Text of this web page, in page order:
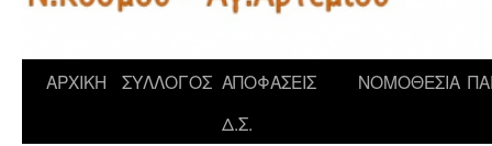
ΑΡΧΙΚΗ ΣΥΛΛΟΓΟΣ ΑΠΟΦΑΣΕΙΣ
Δ.Σ.
ΝΟΜΟΘΕΣΙΑ